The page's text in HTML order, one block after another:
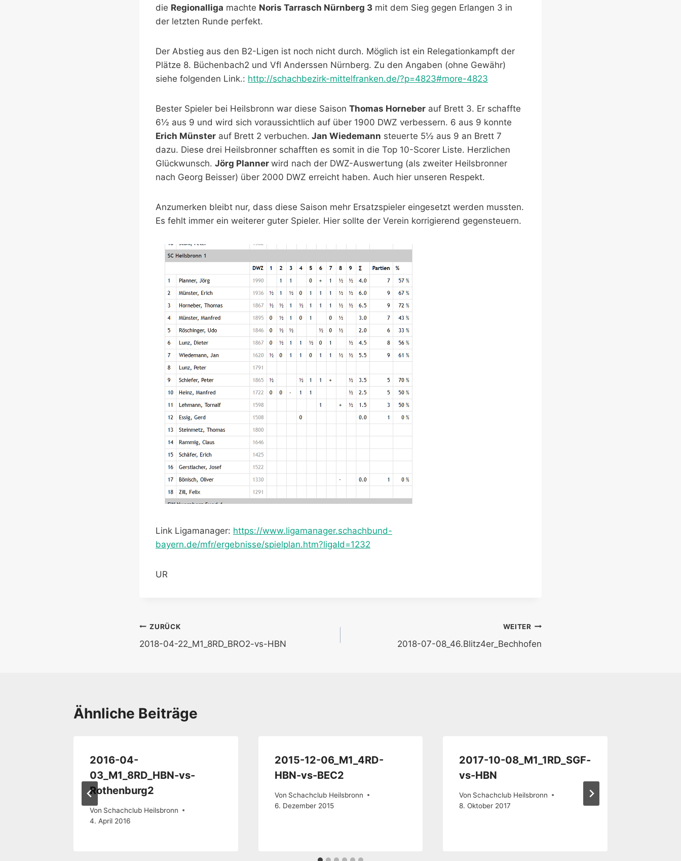
die Regionalliga machte Noris Tarrasch Nürnberg 3 mit dem Sieg gegen Erlangen 3 in
der letzten Runde perfekt.
Der Abstieg aus den B2-Ligen ist noch nicht durch. Möglich ist ein Relegationkampft der
Plätze 8. Büchenbach2 und Vfl Anderssen Nürnberg. Zu den Angaben (ohne Gewähr)
siehe folgenden Link.: http://schachbezirk-mittelfranken.de/?p=4823#more-4823
Bester Spieler bei Heilsbronn war diese Saison Thomas Horneber auf Brett 3. Er schaffte
6½ aus 9 und wird sich voraussichtlich auf über 1900 DWZ verbessern. 6 aus 9 konnte
Erich Münster auf Brett 2 verbuchen. Jan Wiedemann steuerte 5½ aus 9 an Brett 7
dazu. Diese drei Heilsbronner schafften es somit in die Top 10-Scorer Liste. Herzlichen
Glückwunsch. Jörg Planner wird nach der DWZ-Auswertung (als zweiter Heilsbronner
nach Georg Beisser) über 2000 DWZ erreicht haben. Auch hier unseren Respekt.
Anzumerken bleibt nur, dass diese Saison mehr Ersatzspieler eingesetzt werden mussten.
Es fehlt immer ein weiterer guter Spieler. Hier sollte der Verein korrigierend gegensteuern.
Link Ligamanager: https://www.ligamanager.schachbund-
bayern.de/mfr/ergebnisse/spielplan.htm?ligaId=1232
UR
Beitragsnavigation
ZURÜCK
2018-04-22_M1_8RD_BRO2-vs-HBN
WEITER
2018-07-08_46.Blitz4er_Bechhofen
Ähnliche Beiträge
2016-04-
03_M1_8RD_HBN-vs-
Rothenburg2
Von Schachclub Heilsbronn
4. April 2016
2015-12-06_M1_4RD-
HBN-vs-BEC2
Von Schachclub Heilsbronn
6. Dezember 2015
2017-10-08_M1_1RD_SGF-
vs-HBN
Von Schachclub Heilsbronn
8. Oktober 2017